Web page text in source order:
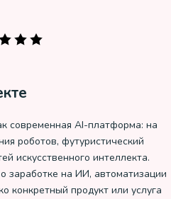
современная AI-платформа: на
роботов, футуристический
искусственного интеллекта.
заработке на ИИ, автоматизации
конкретный продукт или услуга